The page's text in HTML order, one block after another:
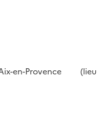
en-Provence (lieu